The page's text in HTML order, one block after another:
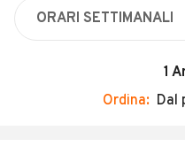
Concessionari
ORARI SETTIMANALI
1
Ordina: Dal